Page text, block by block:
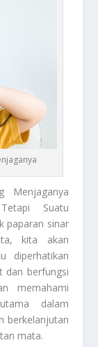
Menjaganya
Suatu
paparan sinar
kita akan
diperhatikan
dan berfungsi
memahami
dalam
berkelanjutan
mata.